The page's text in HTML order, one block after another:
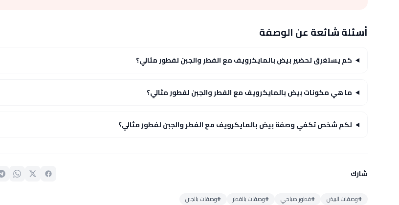
أسئلة شائعة عن الوصفة
كم يستغرق تحضير بيض بالمايكرويف مع الفطر والجبن لفطور مثالي؟
ما هي مكونات بيض بالمايكرويف مع الفطر والجبن لفطور مثالي؟
لكم شخص تكفي وصفة بيض بالمايكرويف مع الفطر والجبن لفطور مثالي؟
شارك
#وصفات البيض #فطور صباحي #وصفات بالفطر #وصفات بالجبن